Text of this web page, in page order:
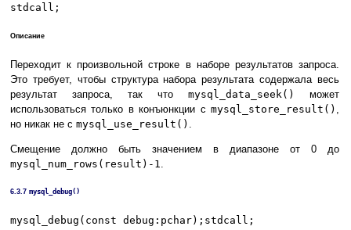
stdcall;
Описание
Переходит к произвольной строке в наборе результатов запроса.
Это требует, чтобы структура набора результата содержала весь
результат запроса, так что mysql_data_seek()
может
использоваться только в конъюнкции с mysql_store_result()
но никак не с mysql_use_result()
Смещение должно быть значением в диапазоне от 0 до
mysql_num_rows(result)-1
6.3.7 mysql_debug()
mysql_debug(const debug:pchar);stdcall;